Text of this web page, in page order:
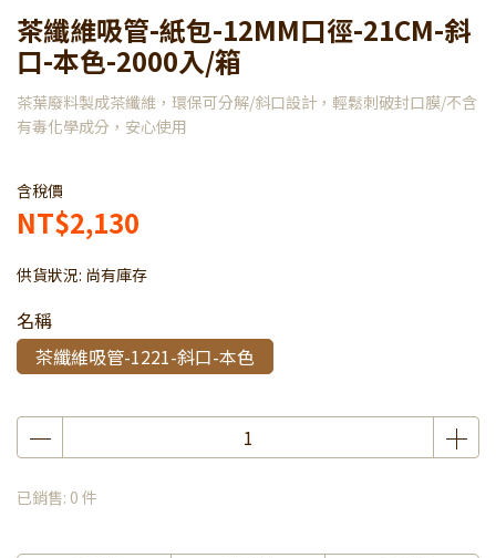
茶纖維吸管-紙包-12MM口徑-21CM-斜
口-本色-2000入/箱
茶葉廢料製成茶纖維，環保可分解/斜口設計，輕鬆刺破封口膜/不含
有毒化學成分，安心使用
含稅價
NT$2,130
供貨狀況: 尚有庫存
名稱
茶纖維吸管-1221-斜口-本色
已銷售: 0 件